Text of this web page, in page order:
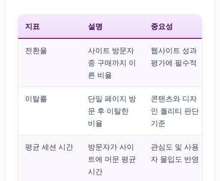
지표 설명 중요성
전환율
사이트 방문자
중 구매까지 이
른 비율
웹사이트 성과
평가에 필수적
이탈률
단일 페이지 방
문 후 이탈한
비율
콘텐츠와 디자
인 퀄리티 판단
기준
평균 세션 시간
방문자가 사이
트에 머문 평균
시간
관심도 및 사용
자 몰입도 반영